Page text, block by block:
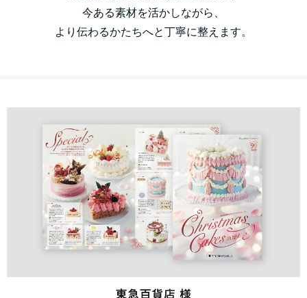
今ある素材を活かしながら、
より伝わるかたちへと丁寧に整えます。